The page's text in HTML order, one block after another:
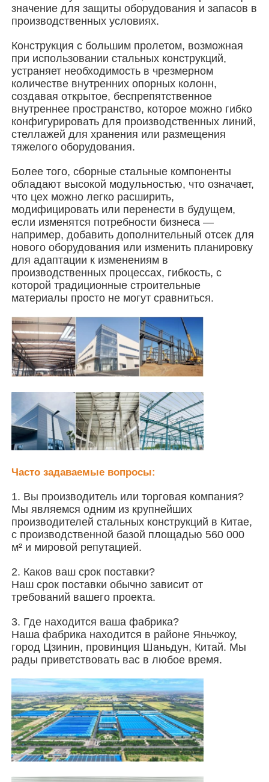
Мастерская стальных конструкций
склад стальной конструкции
Стальные конструкции
Тяжелая стальная структура
Мост из стальной конструкции
Стальная конструкция офиса
Стальная конструкция птичника
Многоэтажная стальная конструкция
Промышленная стальная конструкция
Общественное стальное здание
Структура коммерческой стали
значение для защиты оборудования и запасов в
производственных условиях.
Конструкция с большим пролетом, возможная
при использовании стальных конструкций,
устраняет необходимость в чрезмерном
количестве внутренних опорных колонн,
создавая открытое, беспрепятственное
внутреннее пространство, которое можно гибко
конфигурировать для производственных линий,
стеллажей для хранения или размещения
тяжелого оборудования.
Более того, сборные стальные компоненты
обладают высокой модульностью, что означает,
что цех можно легко расширить,
модифицировать или перенести в будущем,
если изменятся потребности бизнеса —
например, добавить дополнительный отсек для
нового оборудования или изменить планировку
для адаптации к изменениям в
производственных процессах, гибкость, с
которой традиционные строительные
материалы просто не могут сравниться.
Часто задаваемые вопросы:
1. Вы производитель или торговая компания?
Мы являемся одним из крупнейших
производителей стальных конструкций в Китае,
с производственной базой площадью 560 000
м² и мировой репутацией.
2. Каков ваш срок поставки?
Наш срок поставки обычно зависит от
требований вашего проекта.
3. Где находится ваша фабрика?
Наша фабрика находится в районе Яньчжоу,
город Цзинин, провинция Шаньдун, Китай. Мы
рады приветствовать вас в любое время.